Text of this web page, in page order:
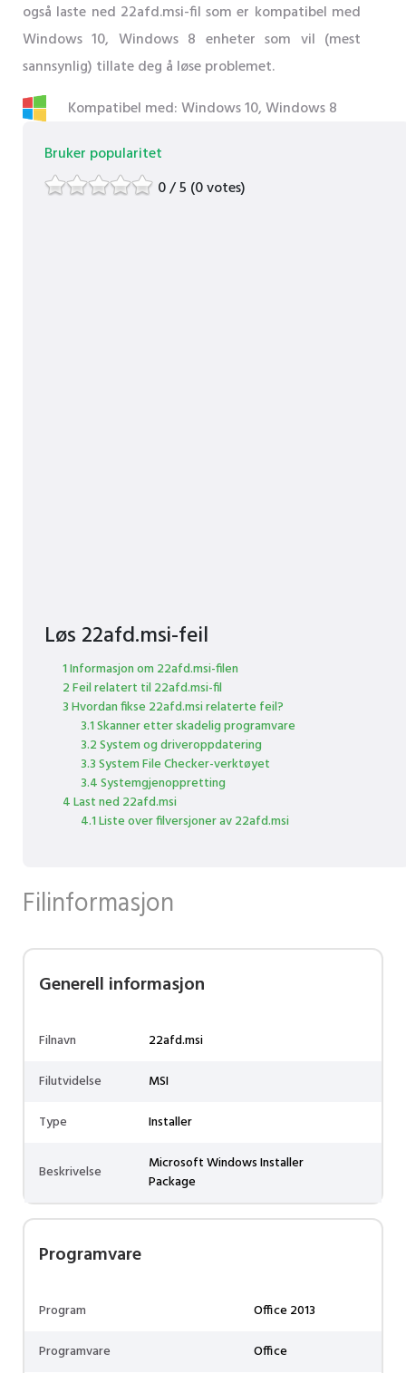
også laste ned 22afd.msi-fil som er kompatibel med
Windows 10, Windows 8 enheter som vil (mest
sannsynlig) tillate deg å løse problemet.
Kompatibel med: Windows 10, Windows 8
Bruker popularitet
0 / 5 (0 votes)
Løs 22afd.msi-feil
1 Informasjon om 22afd.msi-filen
2 Feil relatert til 22afd.msi-fil
3 Hvordan fikse 22afd.msi relaterte feil?
3.1 Skanner etter skadelig programvare
3.2 System og driveroppdatering
3.3 System File Checker-verktøyet
3.4 Systemgjenoppretting
4 Last ned 22afd.msi
4.1 Liste over filversjoner av 22afd.msi
Filinformasjon
Generell informasjon
Filnavn
22afd.msi
Filutvidelse
MSI
Type
Installer
Beskrivelse
Microsoft Windows Installer
Package
Programvare
Program
Office 2013
Programvare
Office